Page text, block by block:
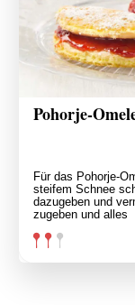
Pohorje-
Für das Pohorje-
steifem Schnee
dazugeben und
zugeben und alles